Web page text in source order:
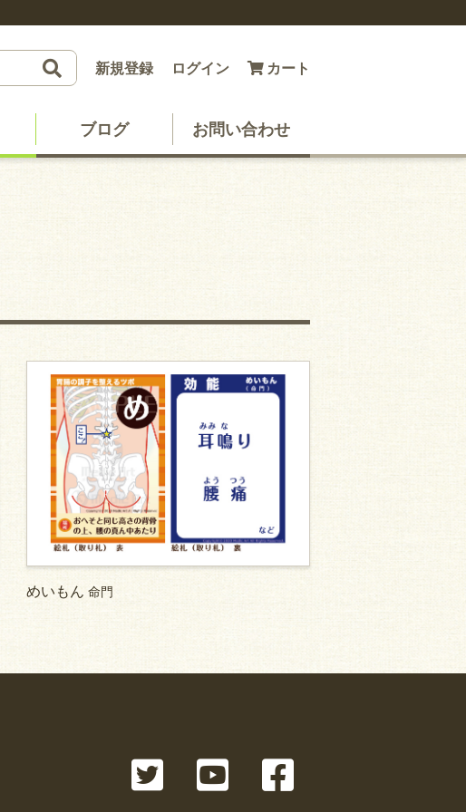
カート
ログイン
新規登録
ブログ お問い合わせ
めいもん 命門